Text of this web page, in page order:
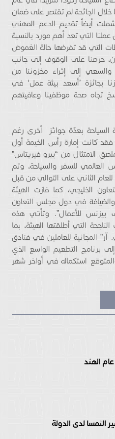
خلال الجائحة لم تقتصر على ضمان
أيضاً تقديم الدعم المهني
التي تعد أهم مورد بالنسبة
التي قد تفرضها حالة الغموض
حرصنا على الوقوف إلى جانب
والسعي إلى إثراء مخزوننا من
بجائزة ’أسعد بيئة عمل‘ في
تجاه صحة موظفينا وعافيتهم
السياحة بعدّة جوائز أخرى رغم
فقد كانت إمارة رأس الخيمة أول
الامتثال من “بيرو فيريتاس”
العالمي للسفر والسياحة، وتم
للعام الثاني على التوالي من قبل
الخليجي، كما فازت الهيئة
في دول مجلس التعاون
بيزنس للأعمال”. وتأتي هذه
التي أطلقتها الهيئة، بما
المجانية للعاملين في فنادق
إلى برنامج التطعيم الواسع الذي
استكماله في أواخر شهر
الهند
النمسا لدى الدولة